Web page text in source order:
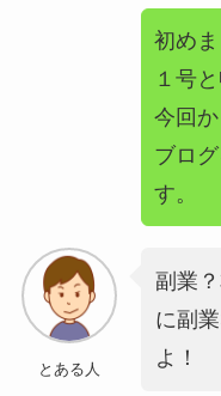
初め
１号
今回
ブロ
す。
とある人
副業
に副
よ！